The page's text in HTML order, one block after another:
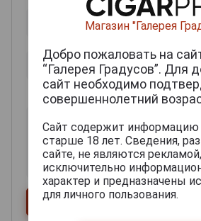
Магазин "Галерея
Добро пожаловать на
“Галерея Градусов”. Для
сайт необходимо
совершеннолетний
Сайт содержит информацию
старше 18 лет. Сведения,
сайте, не являются
исключительно
характер и предназначены
для личного пользования.